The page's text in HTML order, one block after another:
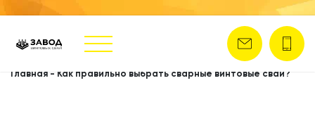
Главная - Как правильно выбрать сварные винтовые сваи?